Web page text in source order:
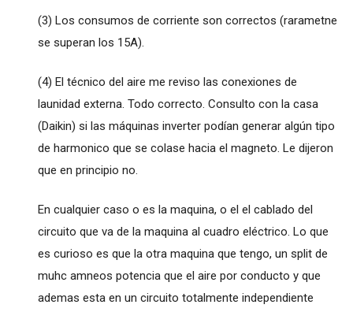
(3) Los consumos de corriente son correctos (rarametne
se superan los 15A).
(4) El técnico del aire me reviso las conexiones de
launidad externa. Todo correcto. Consulto con la casa
(Daikin) si las máquinas inverter podían generar algún tipo
de harmonico que se colase hacia el magneto. Le dijeron
que en principio no.
En cualquier caso o es la maquina, o el el cablado del
circuito que va de la maquina al cuadro eléctrico. Lo que
es curioso es que la otra maquina que tengo, un split de
muhc amneos potencia que el aire por conducto y que
ademas esta en un circuito totalmente independiente